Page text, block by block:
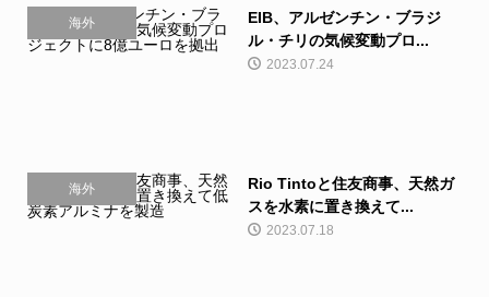
海外
EIB、アルゼンチン・ブラジ
ル・チリの気候変動プロ...
2023.07.24
海外
Rio Tintoと住友商事、天然ガ
スを水素に置き換えて...
2023.07.18